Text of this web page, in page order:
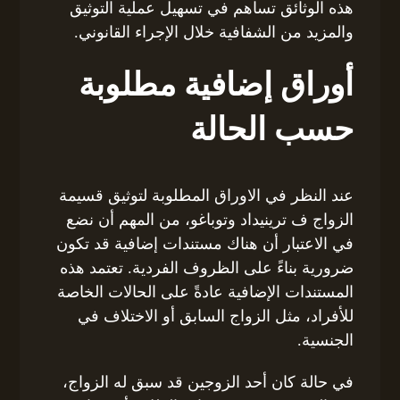
هذه الوثائق تساهم في تسهيل عملية التوثيق
والمزيد من الشفافية خلال الإجراء القانوني.
أوراق إضافية مطلوبة
حسب الحالة
عند النظر في الاوراق المطلوبة لتوثيق قسيمة
الزواج ف ترينيداد وتوباغو، من المهم أن نضع
في الاعتبار أن هناك مستندات إضافية قد تكون
ضرورية بناءً على الظروف الفردية. تعتمد هذه
المستندات الإضافية عادةً على الحالات الخاصة
للأفراد، مثل الزواج السابق أو الاختلاف في
الجنسية.
في حالة كان أحد الزوجين قد سبق له الزواج،